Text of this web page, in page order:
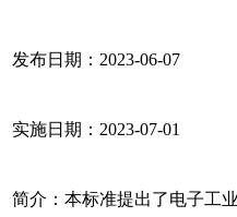
发布日期：2023-06-07
实施日期：2023-07-01
简介：本标准提出了电子工